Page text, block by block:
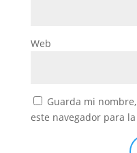
Web
Guarda mi
este navegador para